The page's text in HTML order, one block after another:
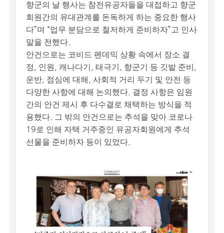
향군의 날 행사는 참전유공자들을 대접하고 향군
회원간의 유대관계를 돈독하게 하는 중요한 행사
다”며 “업무 분담으로 철저하게 준비하자”고 인사
말을 전했다.
안건으로는 코비드 펜데믹 상황 속에서 장소 결
정, 인원, 캐나다기, 태극기, 향군기 등 깃발 준비,
운반, 점심에 대해, 사회적 거리 두기 및 안전 등
다양한 사항에 대해 논의했다. 결정 사항은 임원
간의 안건 제시 후 다수결로 채택하는 방식을 적
용했다. 그 밖의 안건으로는 추석을 맞아 코로나
19로 인해 자택 거주중인 유공자회원에게 추석
선물을 준비하자 등이 있었다.